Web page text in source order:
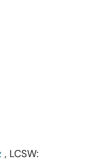
, LCSW: